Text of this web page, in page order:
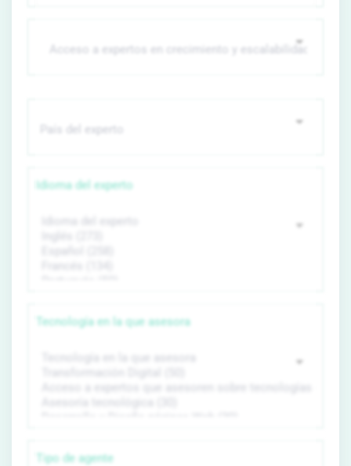
Idioma del experto
Tecnología en la que asesora
Tipo de agente